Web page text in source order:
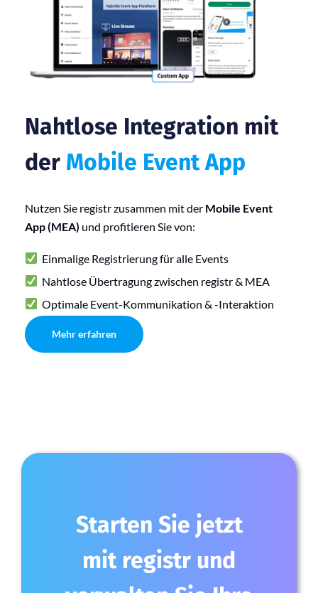
Nahtlose Integration mit
der Mobile Event App
Nutzen Sie registr zusammen mit der Mobile Event
App (MEA) und profitieren Sie von:
Einmalige Registrierung für alle Events
Nahtlose Übertragung zwischen registr & MEA
Optimale Event-Kommunikation & -Interaktion
Mehr erfahren
Starten Sie jetzt
mit registr und